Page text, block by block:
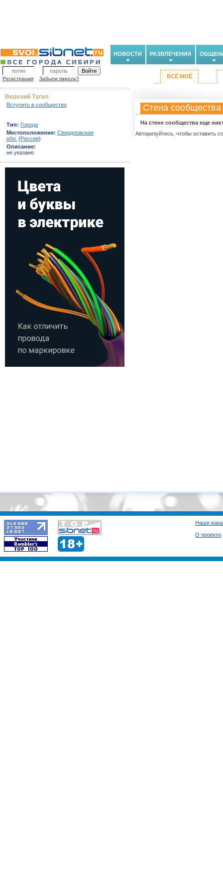
НОВОСТИ РАЗВЛЕЧЕНИЯ
Регистрация Забыли пароль? ВСЁ МОЁ
Стена сообщества
На стене сообщества еще
Авторизуйтесь, чтобы оставить
Верхний Тагил
Вступить в сообщество
Тип: Города
Местоположение: Свердловская
обл. (Россия)
Описание:
не указано
Наши
О проекте